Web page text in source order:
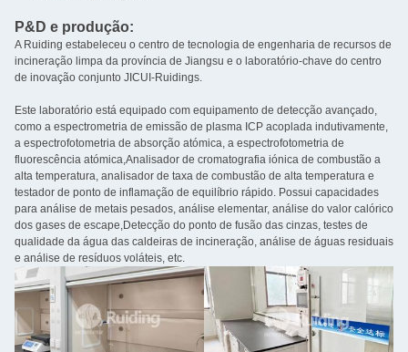
P&D e produção:
A Ruiding estabeleceu o centro de tecnologia de engenharia de recursos de
incineração limpa da província de Jiangsu e o laboratório-chave do centro
de inovação conjunto JICUI-Ruidings.
Este laboratório está equipado com equipamento de detecção avançado,
como a espectrometria de emissão de plasma ICP acoplada indutivamente,
a espectrofotometria de absorção atómica, a espectrofotometria de
fluorescência atómica,Analisador de cromatografia iónica de combustão a
alta temperatura, analisador de taxa de combustão de alta temperatura e
testador de ponto de inflamação de equilíbrio rápido. Possui capacidades
para análise de metais pesados, análise elementar, análise do valor calórico
dos gases de escape,Detecção do ponto de fusão das cinzas, testes de
qualidade da água das caldeiras de incineração, análise de águas residuais
e análise de resíduos voláteis, etc.